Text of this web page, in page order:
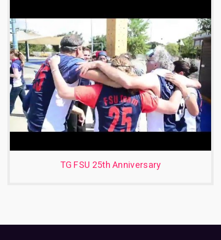
TG FSU 25th Anniversary